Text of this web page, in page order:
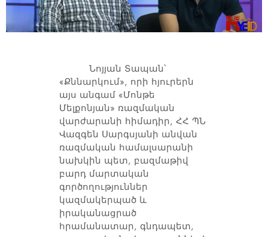
Նոյյան Տապան՝
«Քննարկում», որի հյուրերն
այս անգամ «Մոնթե
Մելքոնյան» ռազմական
վարժարանի հիմադիր, ՀՀ ՊՆ
Վազգեն Սարգսյանի անվան
ռազմական համալսարանի
նախկին պետ, բազմաթիվ
բարդ մարտական
գործողություններ
կազմակերպած և
իրականացրած
հրամանատար, գնդապետ,